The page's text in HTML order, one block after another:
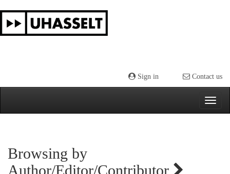
navigation
Sign in Contact us
Browsing by
Author/Editor/Contributor